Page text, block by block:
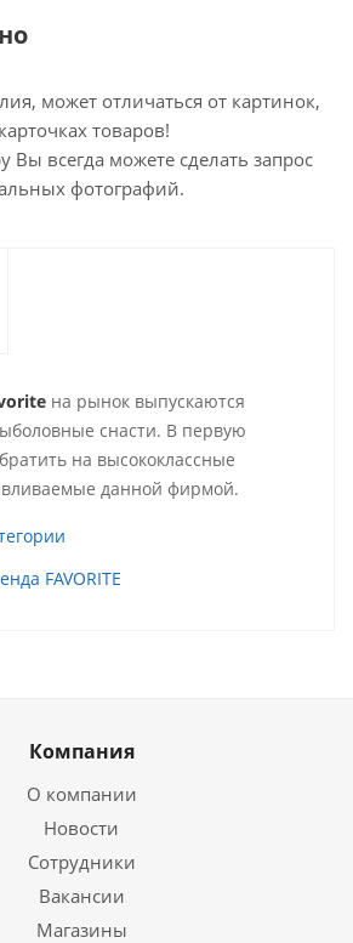
может отличаться от картинок,
товаров!
всегда можете сделать запрос
фотографий.
на рынок выпускаются
снасти. В первую
на высококлассные
данной фирмой.
FAVORITE
Компания
О компании
Новости
Сотрудники
Вакансии
Магазины